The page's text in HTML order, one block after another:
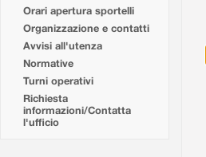
Orari apertura sportelli
Organizzazione e contatti
Avvisi all'utenza
Normative
Turni operativi
Richiesta
informazioni/Contatta
l'ufficio